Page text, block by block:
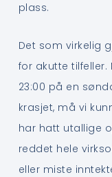
plass.
Det som virkelig
for akutte tilfeller.
23:00 på en
krasjet, må vi
har hatt utallige
reddet hele
eller miste